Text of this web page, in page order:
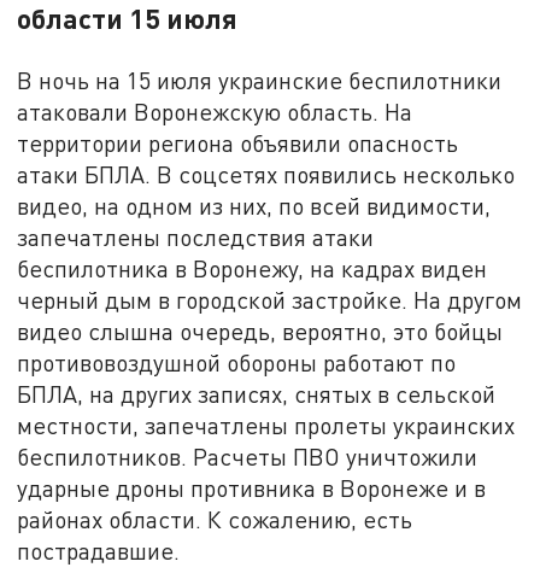
области 15 июля
В ночь на 15 июля украинские беспилотники
атаковали Воронежскую область. На
территории региона объявили опасность
атаки БПЛА. В соцсетях появились несколько
видео, на одном из них, по всей видимости,
запечатлены последствия атаки
беспилотника в Воронежу, на кадрах виден
черный дым в городской застройке. На другом
видео слышна очередь, вероятно, это бойцы
противовоздушной обороны работают по
БПЛА, на других записях, снятых в сельской
местности, запечатлены пролеты украинских
беспилотников. Расчеты ПВО уничтожили
ударные дроны противника в Воронеже и в
районах области. К сожалению, есть
пострадавшие.